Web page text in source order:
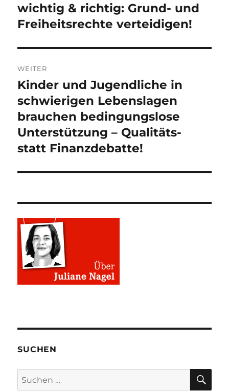
wichtig & richtig: Grund- und
Freiheitsrechte verteidigen!
WEITER
Nächster
Beitrag:
Kinder und Jugendliche in
schwierigen Lebenslagen
brauchen bedingungslose
Unterstützung – Qualitäts-
statt Finanzdebatte!
SUCHEN
Suchen